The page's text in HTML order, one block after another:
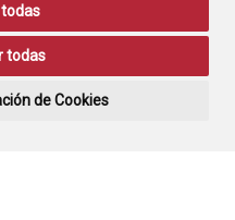
todas”
Si pulsa el botón
cookies técnicas
todas
de Cookies